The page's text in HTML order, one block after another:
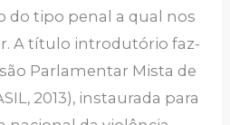
do tipo penal a qual nos
A título introdutório faz-
Parlamentar Mista de
2013), instaurada para